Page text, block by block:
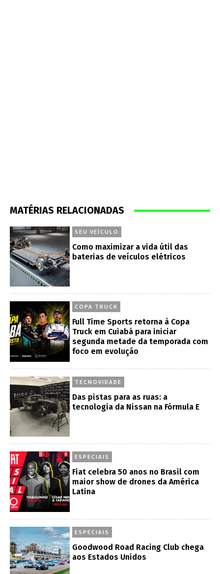
MATÉRIAS RELACIONADAS
SEU VEÍCULO
Como maximizar a vida útil das
baterias de veículos elétricos
COPA TRUCK
Full Time Sports retorna à Copa
Truck em Cuiabá para iniciar
segunda metade da temporada com
foco em evolução
TECNOVIDADE
Das pistas para as ruas: a
tecnologia da Nissan na Fórmula E
ESPECIAIS
Fiat celebra 50 anos no Brasil com
maior show de drones da América
Latina
ESPECIAIS
Goodwood Road Racing Club chega
aos Estados Unidos